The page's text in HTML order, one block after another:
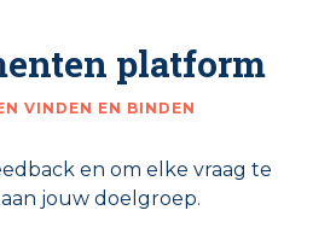
platform
VINDEN EN BINDEN
en om elke vraag te
jouw doelgroep.